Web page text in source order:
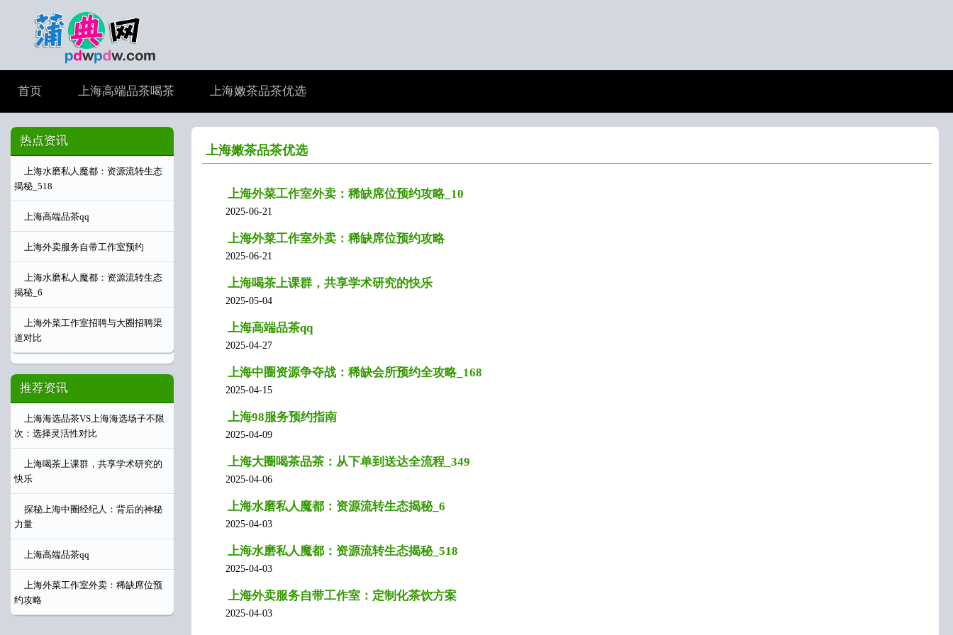
首页 上海高端品茶喝茶 上海嫩茶品茶优选
上海嫩茶品茶优选
上海外菜工作室外卖：稀缺席位预约攻略_10
2025-06-21
上海外菜工作室外卖：稀缺席位预约攻略
2025-06-21
上海喝茶上课群，共享学术研究的快乐
2025-05-04
上海高端品茶qq
2025-04-27
上海中圈资源争夺战：稀缺会所预约全攻略_168
2025-04-15
上海98服务预约指南
2025-04-09
上海大圈喝茶品茶：从下单到送达全流程_349
2025-04-06
上海水磨私人魔都：资源流转生态揭秘_6
2025-04-03
上海水磨私人魔都：资源流转生态揭秘_518
2025-04-03
上海外卖服务自带工作室：定制化茶饮方案
2025-04-03
热点资讯
上海水磨私人魔都：资源流转生态
揭秘_518
上海高端品茶qq
上海外卖服务自带工作室预约
上海水磨私人魔都：资源流转生态
揭秘_6
上海外菜工作室招聘与大圈招聘渠
道对比
推荐资讯
上海海选品茶VS上海海选场子不限
次：选择灵活性对比
上海喝茶上课群，共享学术研究的
快乐
探秘上海中圈经纪人：背后的神秘
力量
上海高端品茶qq
上海外菜工作室外卖：稀缺席位预
约攻略